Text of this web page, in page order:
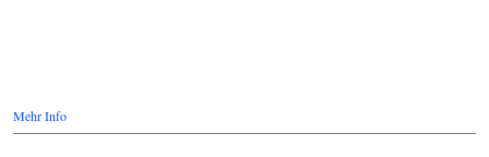
Mehr Info